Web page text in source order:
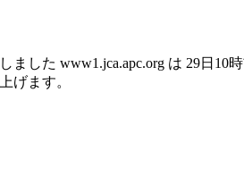
した www1.jca.apc.org は 29日10
げます。